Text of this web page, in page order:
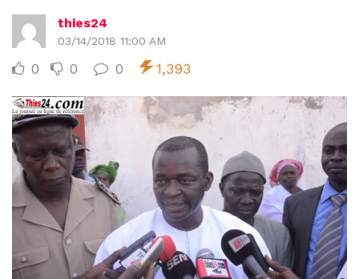
thies24
03/14/2018 11:00 AM
0 0 0 1,393